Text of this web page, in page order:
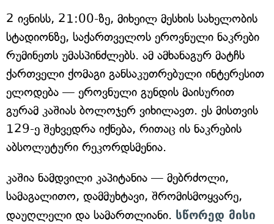
2 ივნისს, 21:00-ზე, მიხეილ მესხის სახელობის
სტადიონზე, საქართველოს ეროვნული ნაკრები
რუმინეთს უმასპინძლებს. ამ ამხანაგურ მატჩს
ქართველი ქომაგი განსაკუთრებული ინტერესით
ელოდება — ეროვნული გუნდის მაისურით
გურამ კაშიას ბოლოჯერ ვიხილავთ. ეს მისთვის
129-ე შეხვედრა იქნება, რითაც ის ნაკრების
აბსოლუტური რეკორდსმენია.
კაშია ნამდვილი კაპიტანია — მებრძოლი,
სამაგალითო, დამმუხტავი, შრომისმოყვარე,
დაუღლელი და სამართლიანი. სწორედ მისი